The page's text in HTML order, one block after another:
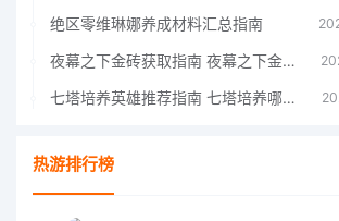
绝区零维琳娜养成材料汇总指南
夜幕之下金砖获取指南 夜幕之下金砖获取方法
七塔培养英雄推荐指南 七塔培养哪个英雄好
热游排行榜